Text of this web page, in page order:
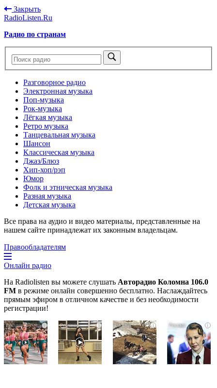
Закрыть
RadioListen.Ru
Радио по странам
Разговорное радио
Электронная музыка
Поп-музыка
Рок-музыка
Лёгкая музыка
Ретро музыка
Танцевальная музыка
Шансон
Классическая музыка
Джаз/Блюз
Хип-хоп/рэп
Юмор
Фолк и этническая музыка
Разная музыка
Детская музыка
Все права на аудио и видео материалы, представленные на
нашем сайте принадлежат их законным владельцам.
Правообладателям
Онлайн радио
На Radiolisten вы можете слушать Авторадио Коломна 106.0
FM в режиме онлайн совершенно бесплатно. Наслаждайтесь
прямым эфиром в отличном качестве и без необходимости
регистрации!
i
Ржу
переставая,
это
видео
i
Ролик
Омска:
вы
будете
i
Заставляли
целовать
ноги
извиняться:
i